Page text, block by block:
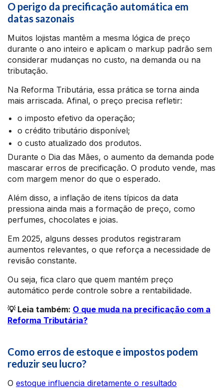
O perigo da precificação automática em
datas sazonais
Muitos lojistas mantêm a mesma lógica de preço
durante o ano inteiro e aplicam o markup padrão sem
considerar mudanças no custo, na demanda ou na
tributação.
Na Reforma Tributária, essa prática se torna ainda
mais arriscada. Afinal, o preço precisa refletir:
o imposto efetivo da operação;
o crédito tributário disponível;
o custo atualizado dos produtos.
Durante o Dia das Mães, o aumento da demanda pode
mascarar erros de precificação. O produto vende, mas
com margem menor do que o esperado.
Além disso, a inflação de itens típicos da data
pressiona ainda mais a formação de preço, como
perfumes, chocolates e joias.
Em 2025, alguns desses produtos registraram
aumentos relevantes, o que reforça a necessidade de
revisão constante.
Ou seja, fica claro que quem mantém preço
automático perde controle sobre a rentabilidade.
💡 Leia também: O que muda na precificação com a
Reforma Tributária?
Como erros de estoque e impostos podem
reduzir seu lucro?
O estoque influencia diretamente o resultado